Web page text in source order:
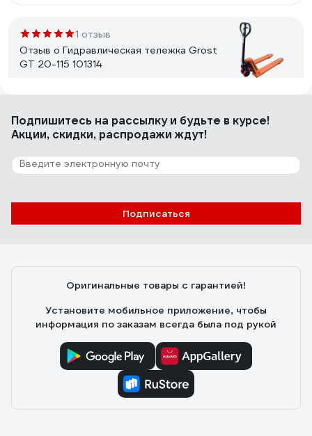
подымает и тянет как ни в чем не бывало.
1 отзыв
Отзыв о Гидравлическая тележка Grost
GT 20-115 101314
Достойная тележка за свои деньги.
17 отзывов
Gigant 1150x550 мм полиуретановые
Подпишитесь на рассылкуи будьте в курсе!
Акции, скидки, распродажи ждут!
Подписаться
Оригинальные товары с гарантией!
Установите мобильное приложение, чтобы
информация по заказам всегда была под рукой